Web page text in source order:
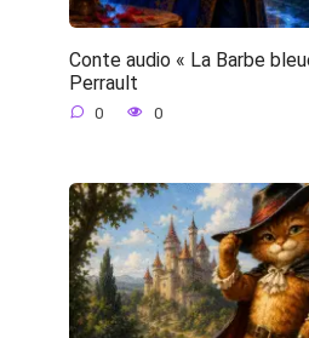
Conte audio « La Barbe
Perrault
0 0